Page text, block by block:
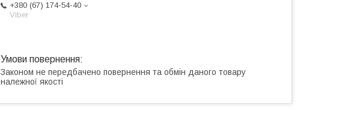
+380 (67) 174-54-40
Viber
Законом не передбачено повернення та обмін даного товару
належної якості